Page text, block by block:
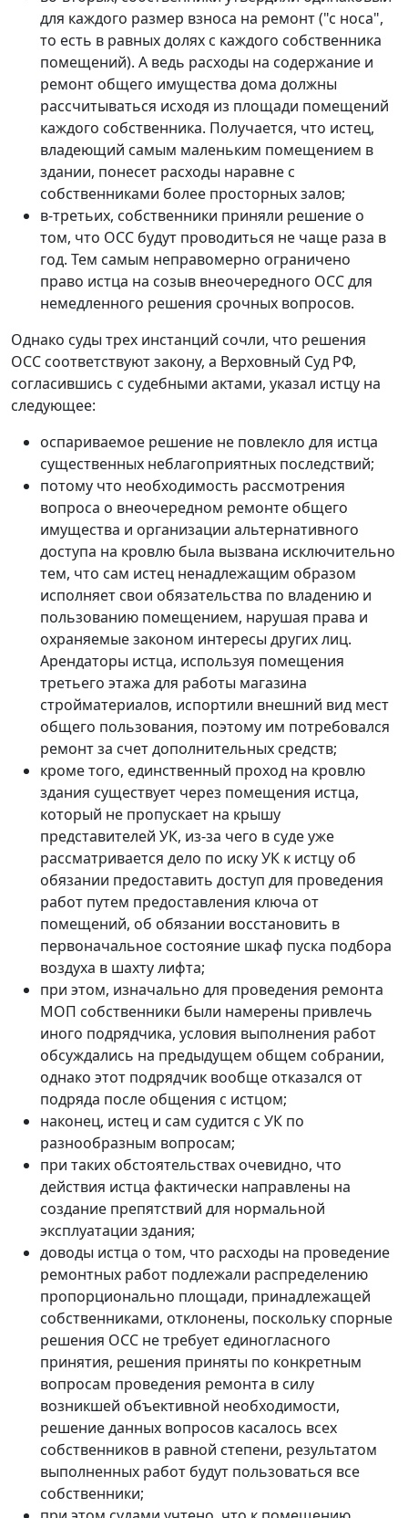
для каждого размер взноса на ремонт ("с носа",
то есть в равных долях с каждого собственника
помещений). А ведь расходы на содержание и
ремонт общего имущества дома должны
рассчитываться исходя из площади помещений
каждого собственника. Получается, что истец,
владеющий самым маленьким помещением в
здании, понесет расходы наравне с
собственниками более просторных залов;
в-третьих, собственники приняли решение о
том, что ОСС будут проводиться не чаще раза в
год. Тем самым неправомерно ограничено
право истца на созыв внеочередного ОСС для
немедленного решения срочных вопросов.
Однако суды трех инстанций сочли, что решения
ОСС соответствуют закону, а Верховный Суд РФ,
согласившись с судебными актами, указал истцу на
следующее:
оспариваемое решение не повлекло для истца
существенных неблагоприятных последствий;
потому что необходимость рассмотрения
вопроса о внеочередном ремонте общего
имущества и организации альтернативного
доступа на кровлю была вызвана исключительно
тем, что сам истец ненадлежащим образом
исполняет свои обязательства по владению и
пользованию помещением, нарушая права и
охраняемые законом интересы других лиц.
Арендаторы истца, используя помещения
третьего этажа для работы магазина
стройматериалов, испортили внешний вид мест
общего пользования, поэтому им потребовался
ремонт за счет дополнительных средств;
кроме того, единственный проход на кровлю
здания существует через помещения истца,
который не пропускает на крышу
представителей УК, из-за чего в суде уже
рассматривается дело по иску УК к истцу об
обязании предоставить доступ для проведения
работ путем предоставления ключа от
помещений, об обязании восстановить в
первоначальное состояние шкаф пуска подбора
воздуха в шахту лифта;
при этом, изначально для проведения ремонта
МОП собственники были намерены привлечь
иного подрядчика, условия выполнения работ
обсуждались на предыдущем общем собрании,
однако этот подрядчик вообще отказался от
подряда после общения с истцом;
наконец, истец и сам судится с УК по
разнообразным вопросам;
при таких обстоятельствах очевидно, что
действия истца фактически направлены на
создание препятствий для нормальной
эксплуатации здания;
доводы истца о том, что расходы на проведение
ремонтных работ подлежали распределению
пропорционально площади, принадлежащей
собственниками, отклонены, поскольку спорные
решения ОСС не требует единогласного
принятия, решения приняты по конкретным
вопросам проведения ремонта в силу
возникшей объективной необходимости,
решение данных вопросов касалось всех
собственников в равной степени, результатом
выполненных работ будут пользоваться все
собственники;